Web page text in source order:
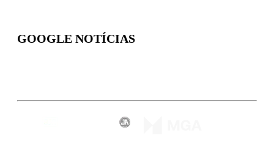
GOOGLE NOTÍCIAS